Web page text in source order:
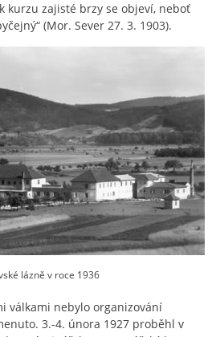
kurzu zajisté brzy se objeví, neboť
(Mor. Sever 27. 3. 1903).
lázně v roce 1936
válkami nebylo organizování
3.-4. února 1927 proběhl v